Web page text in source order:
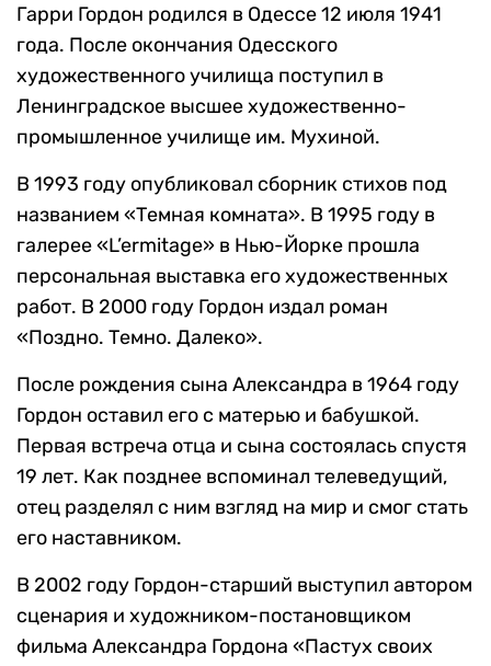
Гарри Гордон родился в Одессе 12 июля 1941
года. После окончания Одесского
художественного училища поступил в
Ленинградское высшее художественно-
промышленное училище им. Мухиной.
В 1993 году опубликовал сборник стихов под
названием «Темная комната». В 1995 году в
галерее «L’ermitage» в Нью-Йорке прошла
персональная выставка его художественных
работ. В 2000 году Гордон издал роман
«Поздно. Темно. Далеко».
После рождения сына Александра в 1964 году
Гордон оставил его с матерью и бабушкой.
Первая встреча отца и сына состоялась спустя
19 лет. Как позднее вспоминал телеведущий,
отец разделял с ним взгляд на мир и смог стать
его наставником.
В 2002 году Гордон-старший выступил автором
сценария и художником-постановщиком
фильма Александра Гордона «Пастух своих